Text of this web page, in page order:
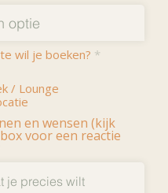
wil je boeken? *
/ Lounge
en wensen (kijk
voor een reactie